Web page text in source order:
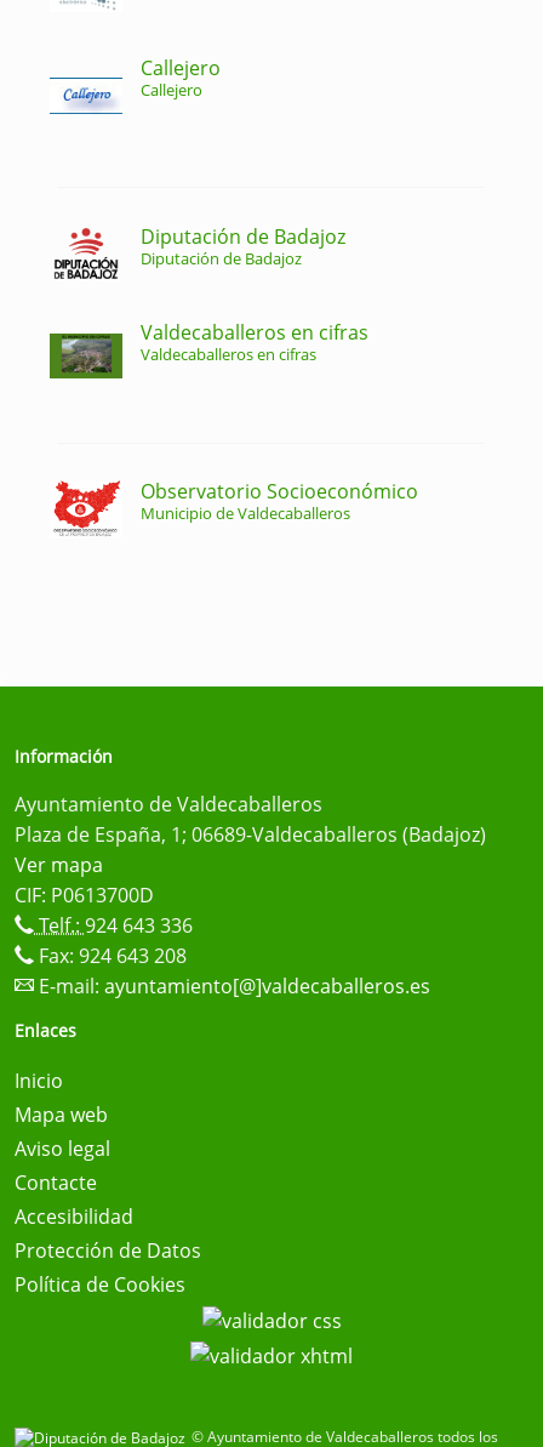
Callejero
Callejero
Diputación de Badajoz
Diputación de Badajoz
Valdecaballeros en cifras
Valdecaballeros en cifras
Observatorio Socioeconómico
Municipio de Valdecaballeros
Información
Ayuntamiento de Valdecaballeros
Plaza de España, 1; 06689-Valdecaballeros (Badajoz)
Ver mapa
CIF: P0613700D
Telf.: 924 643 336
Fax: 924 643 208
E-mail: ayuntamiento[@]valdecaballeros.es
Enlaces
Inicio
Mapa web
Aviso legal
Contacte
Accesibilidad
Protección de Datos
Política de Cookies
© Ayuntamiento de Valdecaballeros todos los